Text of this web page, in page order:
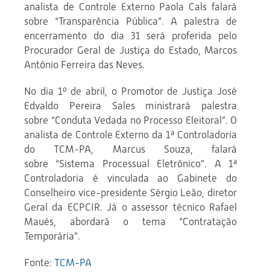
analista de Controle Externo Paola Cals falará
sobre “Transparência Pública”. A palestra de
encerramento do dia 31 será proferida pelo
Procurador Geral de Justiça do Estado, Marcos
Antônio Ferreira das Neves.
No dia 1º de abril, o Promotor de Justiça José
Edvaldo Pereira Sales ministrará palestra
sobre “Conduta Vedada no Processo Eleitoral”. O
analista de Controle Externo da 1ª Controladoria
do TCM-PA, Marcus Souza, falará
sobre “Sistema Processual Eletrônico”. A 1ª
Controladoria é vinculada ao Gabinete do
Conselheiro vice-presidente Sérgio Leão, diretor
Geral da ECPCIR. Já o assessor técnico Rafael
Maués, abordará o tema “Contratação
Temporária”.
Fonte: TCM-PA